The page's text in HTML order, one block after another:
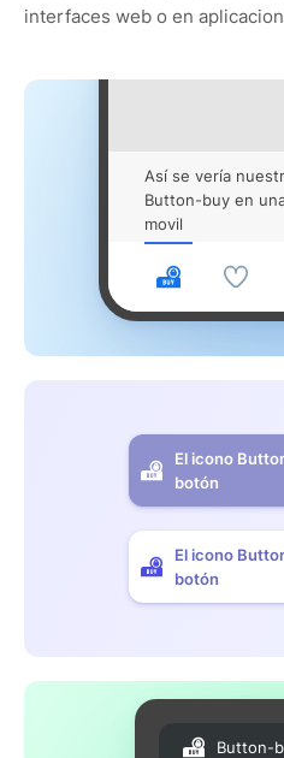
interfaces web o en
Así se vería
Button-buy en
movil
El icono
botón
El icono
botón
Button-